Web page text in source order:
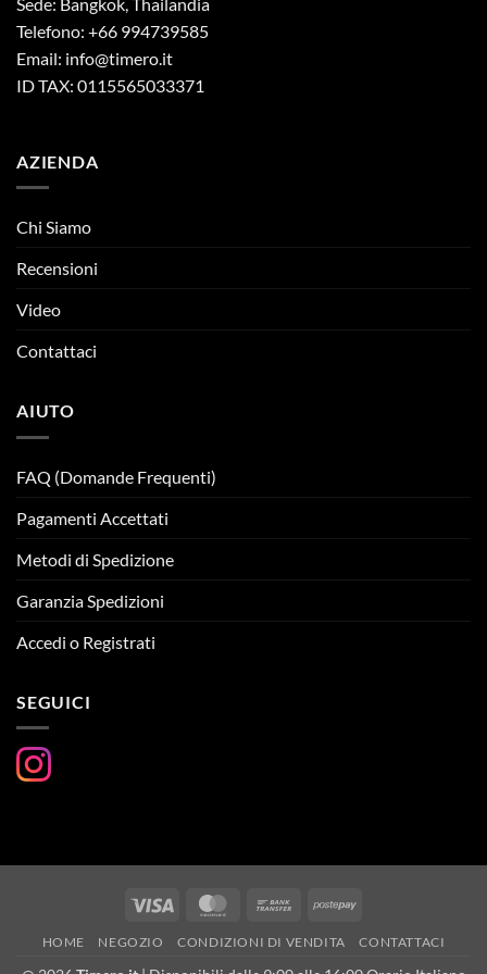
Telefono: +66 994739585
Email: info@timero.it
ID TAX: 0115565033371
AZIENDA
Chi Siamo
Recensioni
Video
Contattaci
AIUTO
FAQ (Domande Frequenti)
Pagamenti Accettati
Metodi di Spedizione
Garanzia Spedizioni
Accedi o Registrati
SEGUICI
Visa MasterCardBank
Postepay
HOME NEGOZIO CONDIZIONI DI VENDITA CONTATTACI